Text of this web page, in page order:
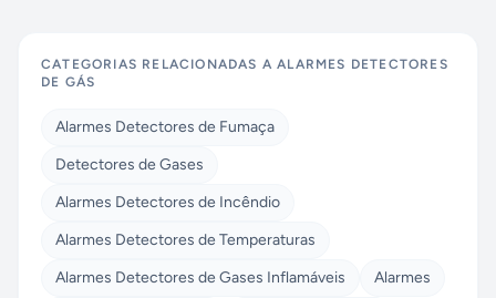
CATEGORIAS RELACIONADAS AALARMES DETECTORES
DE GÁS
Alarmes Detectores de Fumaça
Detectores de Gases
Alarmes Detectores de Incêndio
Alarmes Detectores de Temperaturas
Alarmes Detectores de Gases Inflamáveis
Alarmes